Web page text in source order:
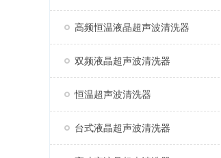
高频恒温液晶超声波清洗器
双频液晶超声波清洗器
恒温超声波清洗器
台式液晶超声波清洗器